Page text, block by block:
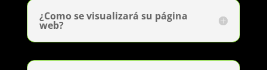
¿Como se visualizará su página
web?